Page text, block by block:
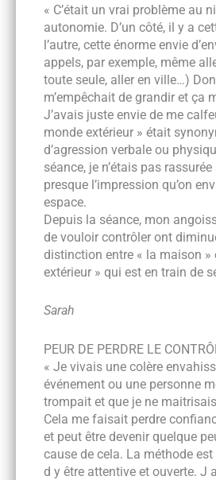
« C’était un vrai problème au
autonomie. D’un côté, il y a
l’autre, cette énorme envie
appels, par exemple, même
toute seule, aller en ville…)
m’empêchait de grandir et ça
J’avais juste envie de me
monde extérieur » était
d’agression verbale ou
séance, je n’étais pas
presque l’impression qu’on
espace.
Depuis la séance, mon
de vouloir contrôler ont
distinction entre « la maison »
extérieur » qui est en train de
Sarah
PEUR DE PERDRE LE
« Je vivais une colère
événement ou une personne
trompait et que je ne
Cela me faisait perdre
et peut être devenir quelque
cause de cela. La méthode
d y être attentive et ouverte. J